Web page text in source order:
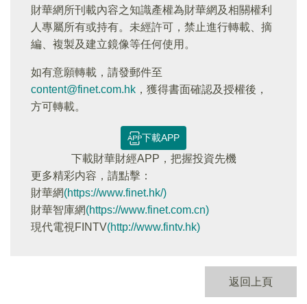
財華網所刊載內容之知識產權為財華網及相關權利
人專屬所有或持有。未經許可，禁止進行轉載、摘
編、複製及建立鏡像等任何使用。
如有意願轉載，請發郵件至
content@finet.com.hk ，獲得書面確認及授權後，
方可轉載。
下載APP
下載財華財經APP，把握投資先機
更多精彩内容，請點擊：
財華網(https://www.finet.hk/)
財華智庫網(https://www.finet.com.cn)
現代電視FINTV(http://www.fintv.hk)
返回上頁